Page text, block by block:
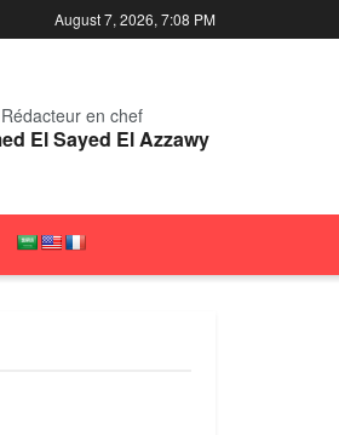
August 7, 2026, 7:08 PM
Rédacteur en chef
El Sayed El Azzawy